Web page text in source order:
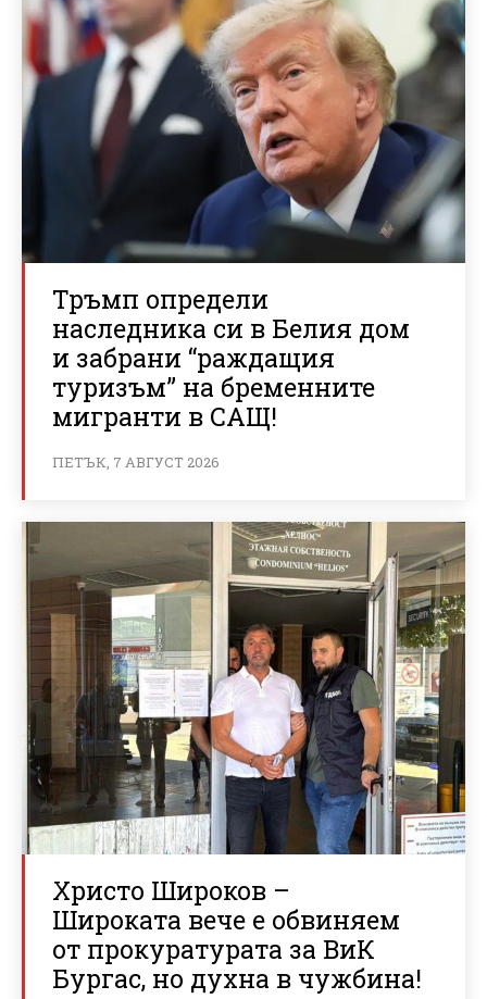
Тръмп определи
наследника си в Белия дом
и забрани “раждащия
туризъм” на бременните
мигранти в САЩ!
ПЕТЪК, 7 АВГУСТ 2026
Христо Широков –
Широката вече е обвиняем
от прокуратурата за ВиК
Бургас, но духна в чужбина!